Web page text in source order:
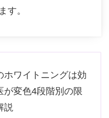
す。
ホワイトニングは効
が変色4段階別の限
説